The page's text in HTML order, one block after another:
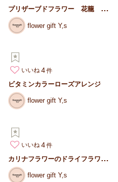
プ
リザーブドフラワー 花籠 バスケットアレンジ ピンク
flower gift Y,s
いいね 4
ビタミンカラーローズアレンジ
flower gift Y,s
いいね 4
カ
リナフラワーのドライフラワーナチュラルブーケ
flower gift Y,s